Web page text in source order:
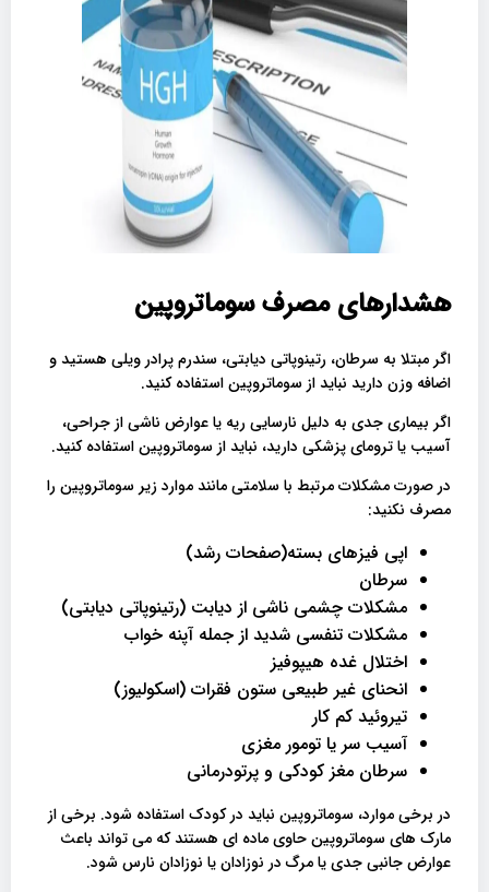
هشدارهای مصرف سوماتروپین
اگر مبتلا به سرطان، رتینوپاتی دیابتی، سندرم پرادر ویلی هستید و
اضافه وزن دارید نباید از سوماتروپین استفاده کنید.
اگر بیماری جدی به دلیل نارسایی ریه یا عوارض ناشی از جراحی،
آسیب یا ترومای پزشکی دارید، نباید از سوماتروپین استفاده کنید.
در صورت مشکلات مرتبط با سلامتی مانند موارد زیر سوماتروپین را
مصرف نکنید:
اپی فیزهای بسته(صفحات رشد)
سرطان
مشکلات چشمی ناشی از دیابت (رتینوپاتی دیابتی)
مشکلات تنفسی شدید از جمله آپنه خواب
اختلال غده هیپوفیز
انحنای غیر طبیعی ستون فقرات (اسکولیوز)
تیروئید کم کار
آسیب سر یا تومور مغزی
سرطان مغز کودکی و پرتودرمانی
در برخی موارد، سوماتروپین نباید در کودک استفاده شود. برخی از
مارک های سوماتروپین حاوی ماده ای هستند که می تواند باعث
عوارض جانبی جدی یا مرگ در نوزادان یا نوزادان نارس شود.